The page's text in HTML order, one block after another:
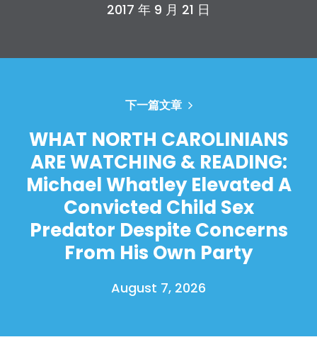
Shop
2017 年 9 月 21 日
下一篇文章
WHAT NORTH CAROLINIANS
ARE WATCHING & READING:
Michael Whatley Elevated A
Convicted Child Sex
Predator Despite Concerns
From His Own Party
August 7, 2026